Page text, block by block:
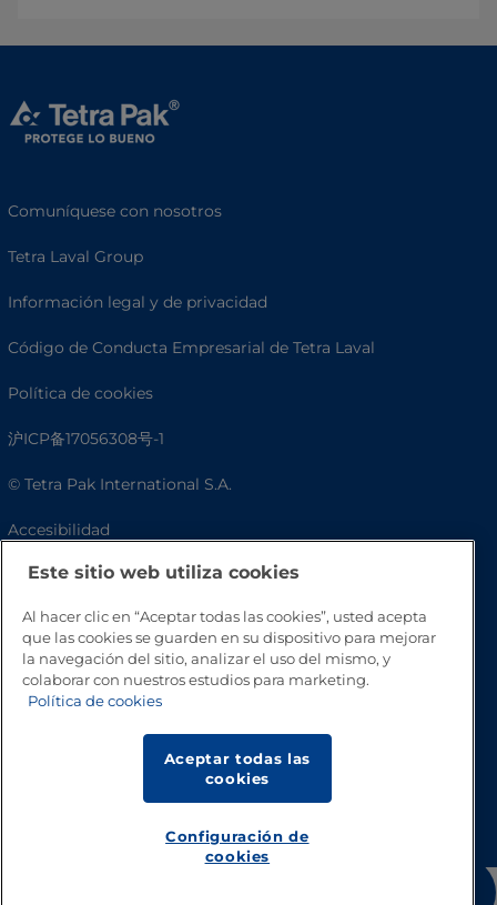
Comuníquese con nosotros
Tetra Laval Group
Información legal y de privacidad
Código de Conducta Empresarial de Tetra Laval
Política de cookies
沪ICP备17056308号-1
© Tetra Pak International S.A.
Accesibilidad
Preguntas frecuentes
Este sitio web utiliza cookies
Al hacer clic en “Aceptar todas las cookies”, usted acepta
que las cookies se guarden en su dispositivo para mejorar
la navegación del sitio, analizar el uso del mismo, y
colaborar con nuestros estudios para marketing.
Política de cookies
Aceptar todas las
cookies
Configuración de
cookies